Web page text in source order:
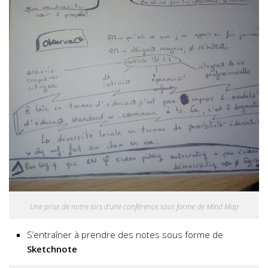
Une prise de notre lors d’une conférence sous forme de Mind Map
S’entraîner à prendre des notes sous forme de
Sketchnote